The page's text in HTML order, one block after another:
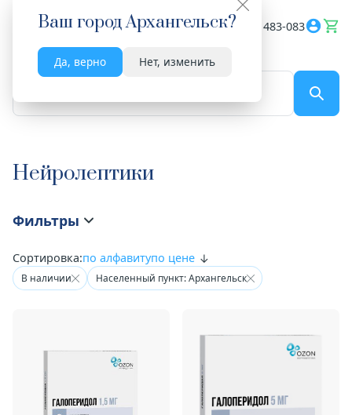
Ваш городАрхангельск?
Да, верно Нет, изменить
Весь сайт 8182 483-083
Нейролептики
Фильтры
Сортировка:по алфавитупо цене
В наличии Населенный пункт: Архангельск